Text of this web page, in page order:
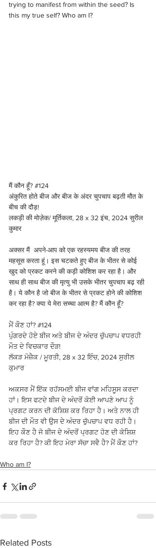
trying to manifest from within the seed? Is
this my true self? Who am I?
मैं कौन हूँ? #124
अंकुरित होते बीज और बीज के अंदर चुपचाप बढ़ती मौत के
बीच की दौड़!
लकड़ी की मोज़ेक/ मूर्तिकला, 28 x 32 इंच, 2024 सुरील
कुमार
अक्सर मैं  अपने-आप को एक रहस्यमय बीज की तरह
महसूस करता हूं। इस चटकते हुए बीज के भीतर से कोई
खुद को प्रकट करने की कड़ी कोशिश कर रहा है। और
साथ ही साथ बीज की मृत्यु भी उसके भीतर चुपचाप बढ़ रही
है। ये कौन है जो बीज के भीतर से प्रकट होने की कोशिश
कर रहा है? क्या ये मेरा सच्चा आत्म है? मैं कौन हूँ?
ਮੈਂ ਕੌਣ ਹਾਂ? #124
ਪੁੰਗਰਦੇ ਹੋਏ ਬੀਜ ਅਤੇ ਬੀਜ ਦੇ ਅੰਦਰ ਚੁੱਪਚਾਪ ਵਧਰਹੀ
ਮੌਤ ਦੇ ਵਿਚਕਾਰ ਦੌੜ!
ਲੱਕੜ ਮੋਜ਼ੈਕ / ਮੂਰਤੀ, 28 x 32 ਇੰਚ, 2024 ਸੁਰੀਲ
ਕੁਮਾਰ
ਅਕਸਰ ਮੈਂ ਇੱਕ ਰਹੱਸਮਈ ਬੀਜ ਵਾਂਗ ਮਹਿਸੂਸ ਕਰਦਾ
ਹਾਂ। ਇਸ ਫਟਦੇ ਬੀਜ ਦੇ ਅੰਦਰੋਂ ਕੋਈ ਆਪਣੇ ਆਪ ਨੂੰ
ਪ੍ਰਗਟ ਕਰਨ ਦੀ ਕੋਸ਼ਿਸ਼ ਕਰ ਰਿਹਾ ਹੈ। ਅਤੇ ਨਾਲ ਹੀ
ਬੀਜ ਦੀ ਮੌਤ ਵੀ ਉਸ ਦੇ ਅੰਦਰ ਚੁੱਪਚਾਪ ਵਧ ਰਹੀ ਹੈ।
ਇਹ ਕੌਣ ਹੈ ਜੋ ਬੀਜ ਦੇ ਅੰਦਰੋਂ ਪ੍ਰਗਟ ਹੋਣ ਦੀ ਕੋਸ਼ਿਸ਼
ਕਰ ਰਿਹਾ ਹੈ? ਕੀ ਇਹ ਮੇਰਾ ਸੱਚਾ ਸਵੈ ਹੈ? ਮੈਂ ਕੌਣ ਹਾਂ?
Who am I?
Related Posts